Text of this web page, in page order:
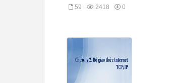
59 2418 0